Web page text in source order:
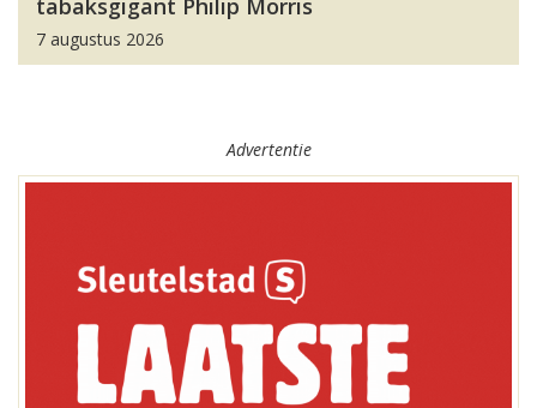
tabaksgigant Philip Morris
7 augustus 2026
Advertentie